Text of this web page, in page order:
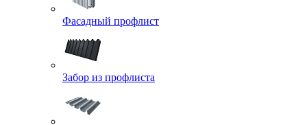
Кровельный
профлист
Фасадный профлист